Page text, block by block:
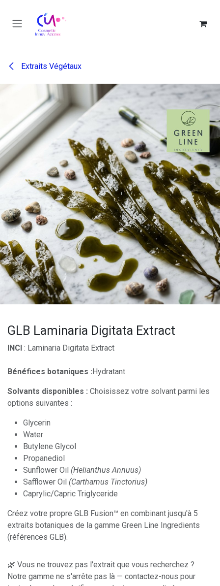
Extraits Végétaux
GLB Laminaria Digitata Extract
INCI : Laminaria Digitata Extract
Bénéfices botaniques :Hydratant
Solvants disponibles : Choisissez votre solvant parmi les
options suivantes :
Glycerin
Water
Butylene Glycol
Propanediol
Sunflower Oil (Helianthus Annuus)
Safflower Oil (Carthamus Tinctorius)
Caprylic/Capric Triglyceride
Créez votre propre GLB Fusion™ en combinant jusqu'à 5
extraits botaniques de la gamme Green Line Ingredients
(références GLB).
🌿 Vous ne trouvez pas l'extrait que vous recherchez ?
Notre gamme ne s'arrête pas là — contactez-nous pour